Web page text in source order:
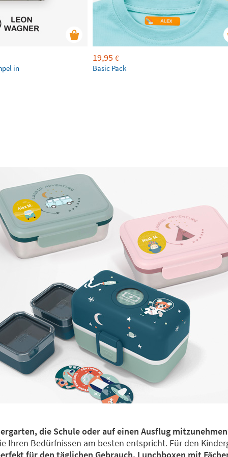
in
19,95 €
Basic Pack
die Schule oder auf einen Ausflug
Ihren Bedürfnissen am besten entspricht. Für den